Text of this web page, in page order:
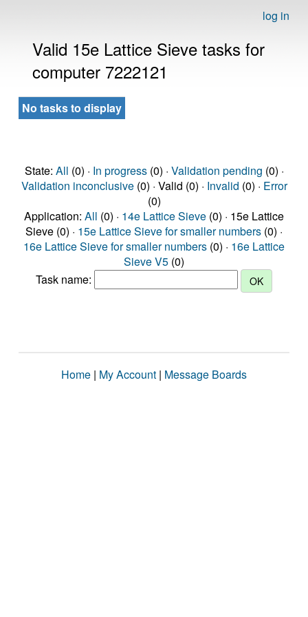
log in
Valid 15e Lattice Sieve tasks for
computer 7222121
No tasks to display
State: All (0) · In progress(0) · Validation pending (0) ·
Validation inconclusive(0) · Valid (0) · Invalid (0) · Error
(0)
Application: All (0) · 14e Lattice Sieve (0) · 15e Lattice
Sieve (0) · 15e Lattice Sieve for smaller numbers (0) ·
16e Lattice Sieve for smaller numbers (0) · 16e Lattice
Sieve V5 (0)
Task name:
Home | My Account | Message Boards